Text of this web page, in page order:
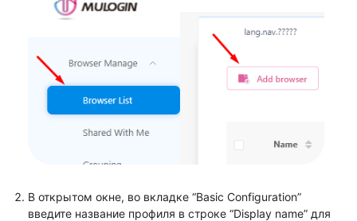
В открытом окне, во вкладке “Basic Configuration”
введите название профиля в строке “Display name” для